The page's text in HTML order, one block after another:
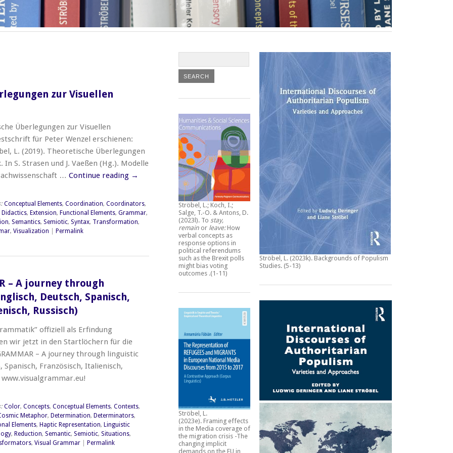
zur Visuellen
Überlegungen zur Visuellen
für Peter Wenzel erschienen:
L. (2019). Theoretische Überlegungen
S. Strasen und J. Vaeßen (Hg.). Modelle
… Continue reading →
Conceptual Elements, Coordination, Coordinators,
Didactics, Extension, Functional Elements, Grammar,
, Semantics, Semiotic, Syntax, Transformation,
, Visualization Permalink
– A journey through
Deutsch, Spanisch,
Russisch)
offiziell als Erfindung
wir jetzt in den Startlöchern für die
– A journey through linguistic
Spanisch, Französisch, Italienisch,
Color, Concepts, Conceptual Elements, Contexts,
Metaphor, Determination, Determinators,
Elements, Haptic Representation, Linguistic
, Reduction, Semantic, Semiotic, Situations,
, Visual Grammar| Permalink
Ströbel, L.; Koch, I.;
Salge, T.-O. & Antons, D.
(2023l). To stay,
remain or leave:How
verbal concepts as
response options in
political referendums
such as the Brexit polls
might bias voting
outcomes .(1-11)
Ströbel, L.
(2023e). Framing effects
in the Media coverage of
the migration crisis -The
changing implicit
demands on the EU in
Ströbel, L. (2023k). Backgrounds of Populism
Studies. (5-13)